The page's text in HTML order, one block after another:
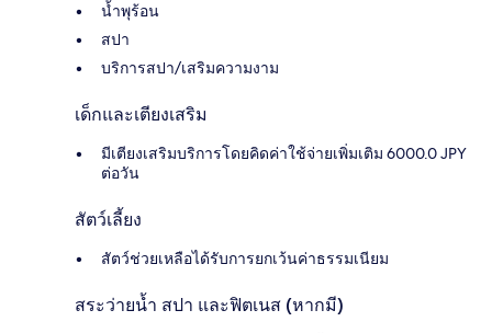
น้ำพุร้อน
สปา
บริการสปา/เสริมความงาม
เด็กและเตียงเสริม
มีเตียงเสริมบริการโดยคิดค่าใช้จ่ายเพิ่มเติม 6000.0 JPY
ต่อวัน
สัตว์เลี้ยง
สัตว์ช่วยเหลือได้รับการยกเว้นค่าธรรมเนียม
สระว่ายน้ำ สปา และฟิตเนส (หากมี)